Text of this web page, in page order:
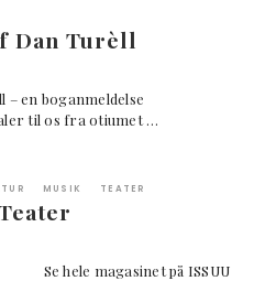
Dan Turèll
– en boganmeldelse
til os fra otiumet …
MUSIK TEATER
hele magasinet på ISSUU